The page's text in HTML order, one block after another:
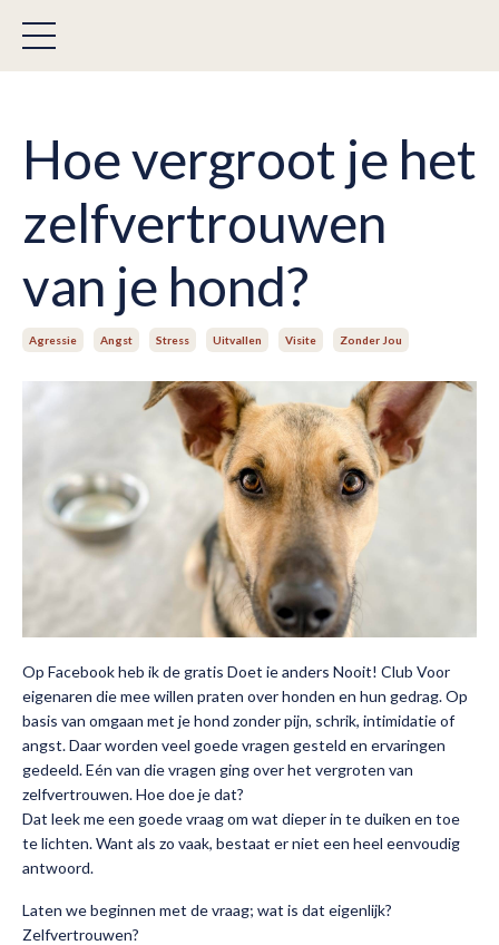
Hoe vergroot je het
zelfvertrouwen
van je hond?
Agressie Angst Stress Uitvallen Visite Zonder Jou
Op Facebook heb ik de gratis Doet ie anders Nooit! Club Voor
eigenaren die mee willen praten over honden en hun gedrag. Op
basis van omgaan met je hond zonder pijn, schrik, intimidatie of
angst. Daar worden veel goede vragen gesteld en ervaringen
gedeeld. Eén van die vragen ging over het vergroten van
zelfvertrouwen. Hoe doe je dat?
Dat leek me een goede vraag om wat dieper in te duiken en toe
te lichten. Want als zo vaak, bestaat er niet een heel eenvoudig
antwoord.
Laten we beginnen met de vraag; wat is dat eigenlijk?
Zelfvertrouwen?